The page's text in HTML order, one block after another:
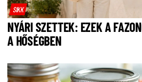
SIKK
NYÁRI SZETTEK: EZEK A
A HŐSÉGBEN